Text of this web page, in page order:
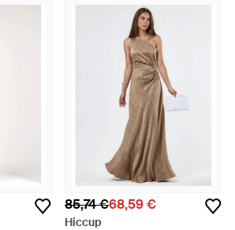
85,74 €68,59 €
Hiccup